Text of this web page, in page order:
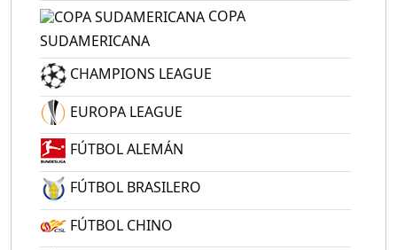
COPA
SUDAMERICANA
CHAMPIONS LEAGUE
EUROPA LEAGUE
FÚTBOL ALEMÁN
FÚTBOL BRASILERO
FÚTBOL CHINO